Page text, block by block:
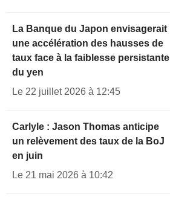
La Banque du Japon envisagerait
une accélération des hausses de
taux face à la faiblesse persistante
du yen
Le 22 juillet 2026 à 12:45
Carlyle : Jason Thomas anticipe
un relèvement des taux de la BoJ
en juin
Le 21 mai 2026 à 10:42